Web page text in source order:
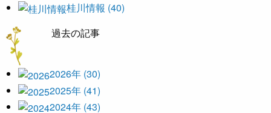
桂川情報 (40)
過去の記事
2026年 (30)
2025年 (41)
2024年 (43)